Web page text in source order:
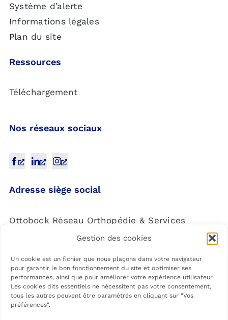
Gestion des cookies
Un cookie est un fichier que nous plaçons dans votre navigateur
pour garantir le bon fonctionnement du site et optimiser ses
performances, ainsi que pour améliorer votre expérience utilisateur.
Les cookies dits essentiels ne nécessitent pas votre consentement,
tous les autres peuvent être paramétrés en cliquant sur "Vos
préférences".
Système d’alerte
Informations légales
Plan du site
Ressources
Téléchargement
Nos réseaux sociaux
Adresse siège social
Ottobock Réseau Orthopédie & Services
4 Rue de la Réunion,
91940 Les Ulis